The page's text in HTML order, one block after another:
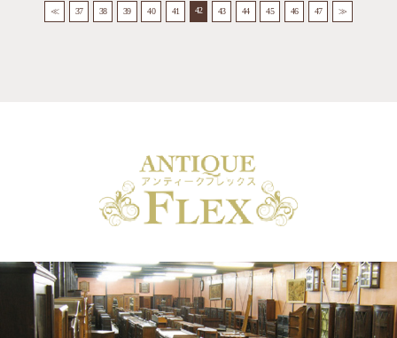
≪ 37 38 39 40 41 42 43 44 45 46 47 ≫